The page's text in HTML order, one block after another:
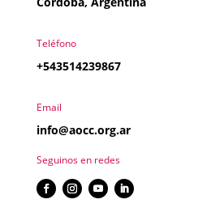
Teléfono
+543514239867
Email
info@aocc.org.ar
Seguinos en redes